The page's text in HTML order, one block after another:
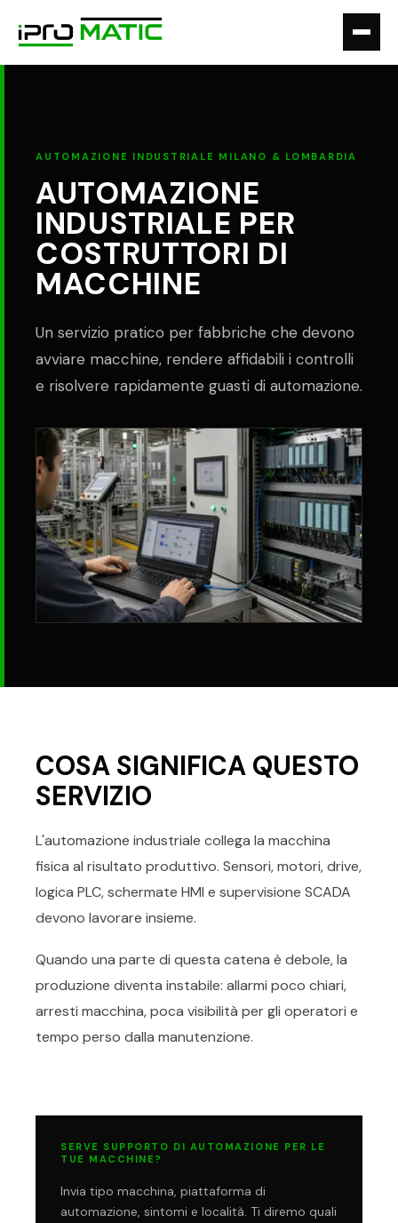
AUTOMAZIONE INDUSTRIALE MILANO & LOMBARDIA
AUTOMAZIONE
INDUSTRIALE PER
COSTRUTTORI DI
MACCHINE
Un servizio pratico per fabbriche che devono
avviare macchine, rendere affidabili i controlli
e risolvere rapidamente guasti di automazione.
COSA SIGNIFICA QUESTO
SERVIZIO
L'automazione industriale collega la macchina
fisica al risultato produttivo. Sensori, motori, drive,
logica PLC, schermate HMI e supervisione SCADA
devono lavorare insieme.
Quando una parte di questa catena è debole, la
produzione diventa instabile: allarmi poco chiari,
arresti macchina, poca visibilità per gli operatori e
tempo perso dalla manutenzione.
SERVE SUPPORTO DI AUTOMAZIONE PER LE
TUE MACCHINE?
Invia tipo macchina, piattaforma di
automazione, sintomi e località. Ti diremo quali